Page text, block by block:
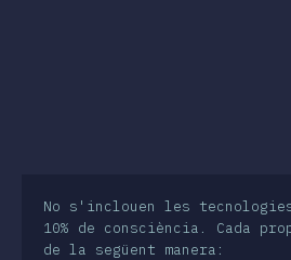
No s'inclouen les tecnologies
10% de consciència. Cada
de la següent manera: